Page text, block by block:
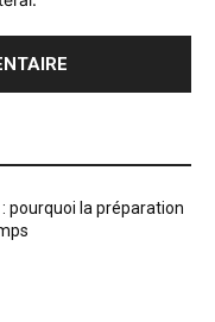
pourquoi la préparation